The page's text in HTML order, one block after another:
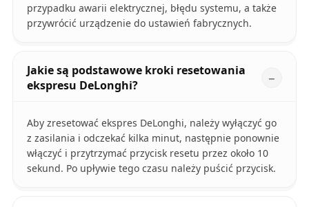
przypadku awarii elektrycznej, błędu systemu, a także
przywrócić urządzenie do ustawień fabrycznych.
Jakie są podstawowe kroki resetowania
ekspresu DeLonghi?
Aby zresetować ekspres DeLonghi, należy wyłączyć go
z zasilania i odczekać kilka minut, następnie ponownie
włączyć i przytrzymać przycisk resetu przez około 10
sekund. Po upływie tego czasu należy puścić przycisk.